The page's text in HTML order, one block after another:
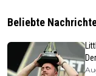
Beliebte